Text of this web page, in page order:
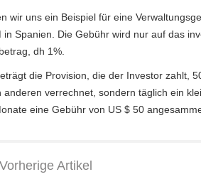
wir uns ein Beispiel für eine
in Spanien. Die Gebühr wird nur auf das
dh 1%.
die Provision, die der Investor zahlt,
anderen verrechnet, sondern täglich ein
eine Gebühr von US $ 50
Vorherige Artikel